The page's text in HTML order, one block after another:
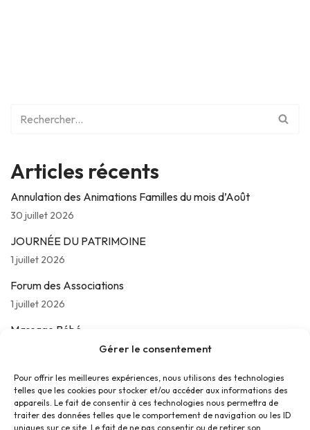
Gérer le consentement
Pour offrir les meilleures expériences, nous utilisons des technologies
telles que les cookies pour stocker et/ou accéder aux informations des
appareils. Le fait de consentir à ces technologies nous permettra de
traiter des données telles que le comportement de navigation ou les ID
uniques sur ce site. Le fait de ne pas consentir ou de retirer son
Articles récents
Annulation des Animations Familles du mois d’Août
30 juillet 2026
JOURNÉE DU PATRIMOINE
1 juillet 2026
Forum des Associations
1 juillet 2026
Massage Bébé
Les jeudis de La Parolière
16 juin 2026